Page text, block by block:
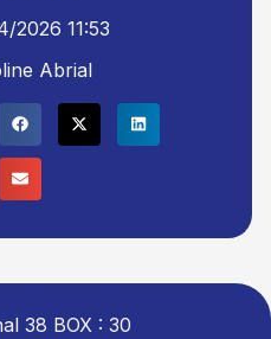
2026 11:53
Abrial
38 BOX : 30